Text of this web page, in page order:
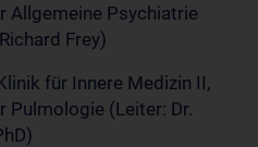
Allgemeine Psychiatrie
Frey)
für Innere Medizin II,
Pulmologie (Leiter: Dr.